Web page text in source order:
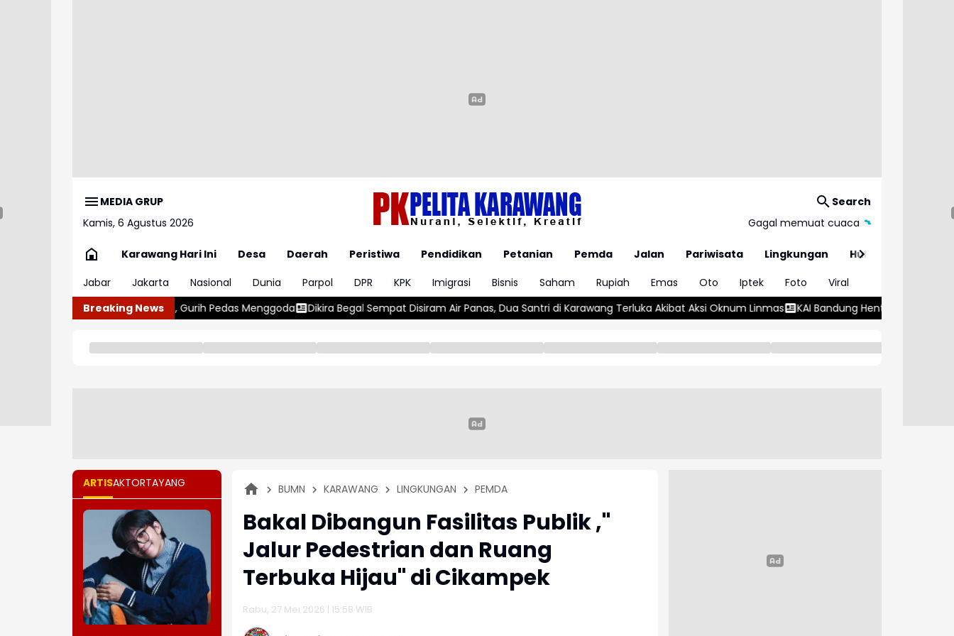
MEDIA GRUP
Kamis, 6 Agustus 2026
Search
Gagal memuat cuaca
Karawang Hari Ini Desa Daerah Peristiwa Pendidikan Petanian Pemda Jalan Pariwisata Lingkungan
Hukum
Jabar
Jakarta Nasional Dunia Parpol DPR KPK Imigrasi Bisnis Saham Rupiah Emas Oto Iptek Foto
Viral
Breaking News
Sambal Roa, Gurih Pedas Menggoda Dikira Begal Sempat Disiram Air Panas, Dua Santri di Karawang Terluka Akibat Aksi Oknum Linmas KAI Bandung Hentikan Sementara Perjalanan Kereta
ARTISAKTORTAYANG BUMN KARAWANG LINGKUNGAN PEMDA
Bakal Dibangun Fasilitas Publik ,"
Jalur Pedestrian dan Ruang
Terbuka Hijau" di Cikampek
Rabu, 27 Mei 2026 | 15:58 WIB